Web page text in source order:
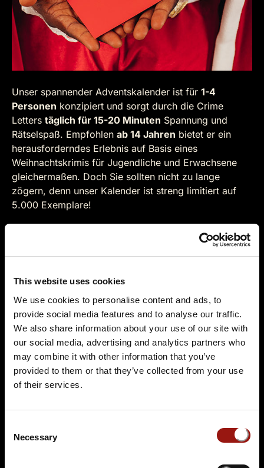
This website uses cookies
We use cookies to personalise content and ads, to
provide social media features and to analyse our traffic.
We also share information about your use of our site with
our social media, advertising and analytics partners who
may combine it with other information that you’ve
provided to them or that they’ve collected from your use
of their services.
Selection
Necessary
Unser spannender Adventskalender ist für 1-4
Personen konzipiert und sorgt durch die Crime
Letters täglich für 15-20 Minuten Spannung und
Rätselspaß. Empfohlen ab 14 Jahren bietet er ein
herausforderndes Erlebnis auf Basis eines
Weihnachtskrimis für Jugendliche und Erwachsene
gleichermaßen. Doch Sie sollten nicht zu lange
zögern, denn unser Kalender ist streng limitiert auf
5.000 Exemplare!
Handbuch mit Lösungshinweisen
Die fesselnde Story: Das
letzte Gericht
Die Bühne ist bereitet: Die Feinkost-Restaurants Arcobaleno und Der
erfolgreichste und exklusivste Weihnachtsdinner verstrickt. Neid,
Schikanen und Intrigen gehören zur Tagesordnung, aber in diesem
Jahr erreicht der Konflikt eine beunruhigende Eskalation. Mit einem